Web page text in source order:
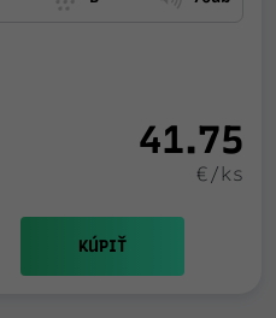
41.75
€/ks
KÚPIŤ